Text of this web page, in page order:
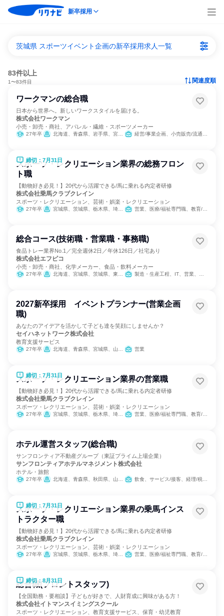
新卒採用
茨城県 スポーツイベント企画の新卒採用求人一覧
83件以上
1〜83件目 関連度順
ワークマンの総合職
日本から世界へ。新しいワークスタイルを届ける。
株式会社ワークマン
小売・卸売・商社、アパレル・繊維・スポーツメーカー
27年卒 北海道、青森県、岩手県、宮城県、秋田県、山形県、福島県、茨城県、栃木県、群馬県、埼玉県、千葉県、東京都、神奈川県、新潟県、富山県、石川県、福井県、山梨県、長野県、岐阜県、静岡県、愛知県、三重県、滋賀県、京都府、大阪府、兵庫県、奈良県、和歌山県、鳥取県、島根県、岡山県、広島県、山口県、徳島県、香川県、愛媛県、高知県、福岡県、佐賀県、長崎県、熊本県、大分県、宮崎県、鹿児島県、沖縄県 経営/事業企画、小売販売/流通、人事、広報/IR、商品企画、マーケティング・広告・宣伝
締切：7月31日
スポーツ・レクリエーション業界の総務フロン
ト職
【動物好き必見！】20代から活躍できる/馬に乗れる内定者研修
株式会社乗馬クラブクレイン
スポーツ・レクリエーション、芸術・娯楽・レクリエーション
27年卒 宮城県、茨城県、栃木県、埼玉県、千葉県、東京都、神奈川県、石川県、岐阜県、三重県、大阪府、兵庫県、奈良県、岡山県、広島県、山口県、福岡県、大分県 営業、医療/福祉専門職、教育/保育専門職、小売販売/流通、バックオフィス・事務・受付、総務
総合コース(技術職・営業職・事務職)
食品トレー業界No.1／完全週休2日／年休126日／社宅あり
株式会社エフピコ
小売・卸売・商社、化学メーカー、食品・飲料メーカー
27年卒 北海道、宮城県、茨城県、東京都、岐阜県、愛知県、大阪府、広島県、福岡県 製造・生産工程、IT、営業、バックオフィス・事務・受付、SCM/生産管理/購買/物流、建築/土木/プラント専門職、学術研究
2027新卒採用 イベントプランナー(営業企画
職)
あなたのアイデアを活かして子ども達を笑顔にしませんか？
セイハネットワーク株式会社
教育支援サービス
27年卒 北海道、青森県、宮城県、山形県、福島県、茨城県、群馬県、埼玉県、千葉県、東京都、神奈川県、新潟県、富山県、石川県、福井県、山梨県、長野県、岐阜県、静岡県、愛知県、三重県、滋賀県、京都府、大阪府、兵庫県、奈良県、和歌山県 営業
締切：7月31日
スポーツ・レクリエーション業界の営業職
【動物好き必見！】20代から活躍できる/馬に乗れる内定者研修
株式会社乗馬クラブクレイン
スポーツ・レクリエーション、芸術・娯楽・レクリエーション
27年卒 宮城県、茨城県、栃木県、埼玉県、千葉県、東京都、神奈川県、石川県、岐阜県、三重県、大阪府、兵庫県、奈良県、岡山県、広島県、山口県、福岡県、大分県 営業、医療/福祉専門職、教育/保育専門職、小売販売/流通
ホテル運営スタッフ(総合職)
サンフロンティア不動産グループ（東証プライム上場企業）
サンフロンティアホテルマネジメント株式会社
ホテル・旅館
27年卒 北海道、青森県、秋田県、山形県、茨城県、栃木県、千葉県、新潟県、長野県、愛知県、京都府、大阪府、兵庫県、岡山県、愛媛県、福岡県、熊本県、沖縄県 飲食、サービス/接客、経理/税務/財務
締切：7月31日
スポーツ・レクリエーション業界の乗馬インス
トラクター職
【動物好き必見！】20代から活躍できる/馬に乗れる内定者研修
株式会社乗馬クラブクレイン
スポーツ・レクリエーション、芸術・娯楽・レクリエーション
27年卒 宮城県、茨城県、栃木県、埼玉県、千葉県、東京都、神奈川県、石川県、岐阜県、三重県、大阪府、兵庫県、奈良県、岡山県、広島県、山口県、福岡県、大分県 営業、医療/福祉専門職、教育/保育専門職、小売販売/流通、バックオフィス・事務・受付、総務
締切：8月31日
総合職(フロントスタッフ)
【全国勤務・要相談】子どもが好きで、人財育成に興味がある方！
株式会社イトマンスイミングスクール
スポーツ・レクリエーション、教育支援サービス、保育・幼児教育